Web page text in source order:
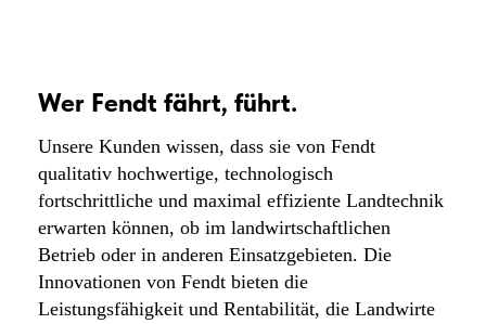
Wer Fendt fährt, führt.
Unsere Kunden wissen, dass sie von Fendt
qualitativ hochwertige, technologisch
fortschrittliche und maximal effiziente Landtechnik
erwarten können, ob im landwirtschaftlichen
Betrieb oder in anderen Einsatzgebieten. Die
Innovationen von Fendt bieten die
Leistungsfähigkeit und Rentabilität, die Landwirte